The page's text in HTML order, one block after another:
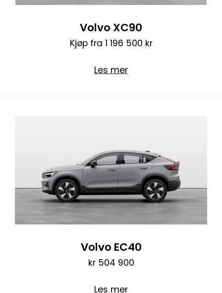
Volvo XC90
Kjøp fra 1 196 500 kr
Les mer
Volvo EC40
kr 504 900
Les mer